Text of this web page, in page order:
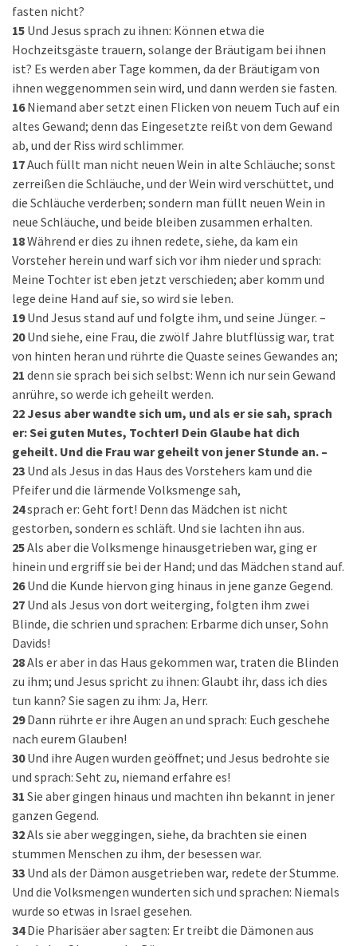
fasten nicht?
15 Und Jesus sprach zu ihnen: Können etwa die
Hochzeitsgäste trauern, solange der Bräutigam bei ihnen
ist? Es werden aber Tage kommen, da der Bräutigam von
ihnen weggenommen sein wird, und dann werden sie fasten.
16 Niemand aber setzt einen Flicken von neuem Tuch auf ein
altes Gewand; denn das Eingesetzte reißt von dem Gewand
ab, und der Riss wird schlimmer.
17Auch füllt man nicht neuen Wein in alte Schläuche; sonst
zerreißen die Schläuche, und der Wein wird verschüttet, und
die Schläuche verderben; sondern man füllt neuen Wein in
neue Schläuche, und beide bleiben zusammen erhalten.
18Während er dies zu ihnen redete, siehe, da kam ein
Vorsteher herein und warf sich vor ihm nieder und sprach:
Meine Tochter ist eben jetzt verschieden; aber komm und
lege deine Hand auf sie, so wird sie leben.
19 Und Jesus stand auf und folgte ihm, und seine Jünger. –
20 Und siehe, eine Frau, die zwölf Jahre blutflüssig war, trat
von hinten heran und rührte die Quaste seines Gewandes an;
21 denn sie sprach bei sich selbst: Wenn ich nur sein Gewand
anrühre, so werde ich geheilt werden.
22 Jesus aber wandte sich um, und als er sie sah, sprach
er: Sei guten Mutes, Tochter! Dein Glaube hat dich
geheilt. Und die Frau war geheilt von jener Stunde an. –
23 Und als Jesus in das Haus des Vorstehers kam und die
Pfeifer und die lärmende Volksmenge sah,
24sprach er: Geht fort! Denn das Mädchen ist nicht
gestorben, sondern es schläft. Und sie lachten ihn aus.
25Als aber die Volksmenge hinausgetrieben war, ging er
hinein und ergriff sie bei der Hand; und das Mädchen stand auf.
26 Und die Kunde hiervon ging hinaus in jene ganze Gegend.
27 Und als Jesus von dort weiterging, folgten ihm zwei
Blinde, die schrien und sprachen: Erbarme dich unser, Sohn
Davids!
28Als er aber in das Haus gekommen war, traten die Blinden
zu ihm; und Jesus spricht zu ihnen: Glaubt ihr, dass ich dies
tun kann? Sie sagen zu ihm: Ja, Herr.
29 Dann rührte er ihre Augen an und sprach: Euch geschehe
nach eurem Glauben!
30 Und ihre Augen wurden geöffnet; und Jesus bedrohte sie
und sprach: Seht zu, niemand erfahre es!
31 Sie aber gingen hinaus und machten ihn bekannt in jener
ganzen Gegend.
32Als sie aber weggingen, siehe, da brachten sie einen
stummen Menschen zu ihm, der besessen war.
33 Und als der Dämon ausgetrieben war, redete der Stumme.
Und die Volksmengen wunderten sich und sprachen: Niemals
wurde so etwas in Israel gesehen.
34 Die Pharisäer aber sagten: Er treibt die Dämonen aus